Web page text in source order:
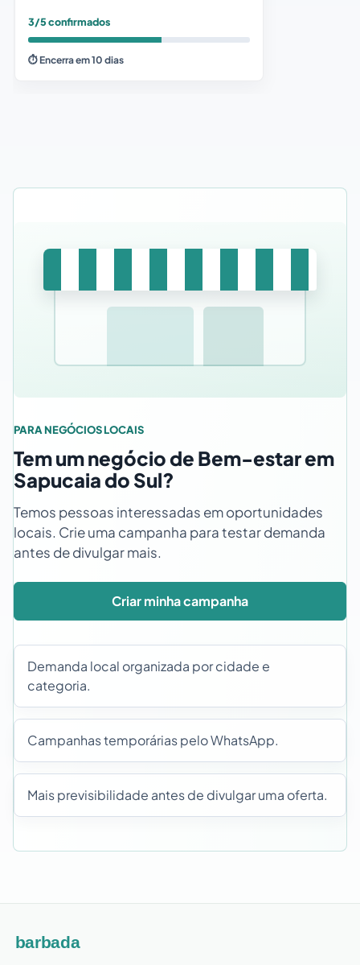
3/5 confirmados
⏱ Encerra em 10 dias
PARA NEGÓCIOS LOCAIS
Tem um negócio de Bem-estar em
Sapucaia do Sul?
Temos pessoas interessadas em oportunidades
locais. Crie uma campanha para testar demanda
antes de divulgar mais.
Criar minha campanha
Demanda local organizada por cidade e
categoria.
Campanhas temporárias pelo WhatsApp.
Mais previsibilidade antes de divulgar uma oferta.